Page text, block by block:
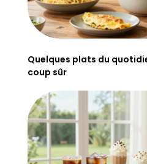
Quelques plats du
coup sûr